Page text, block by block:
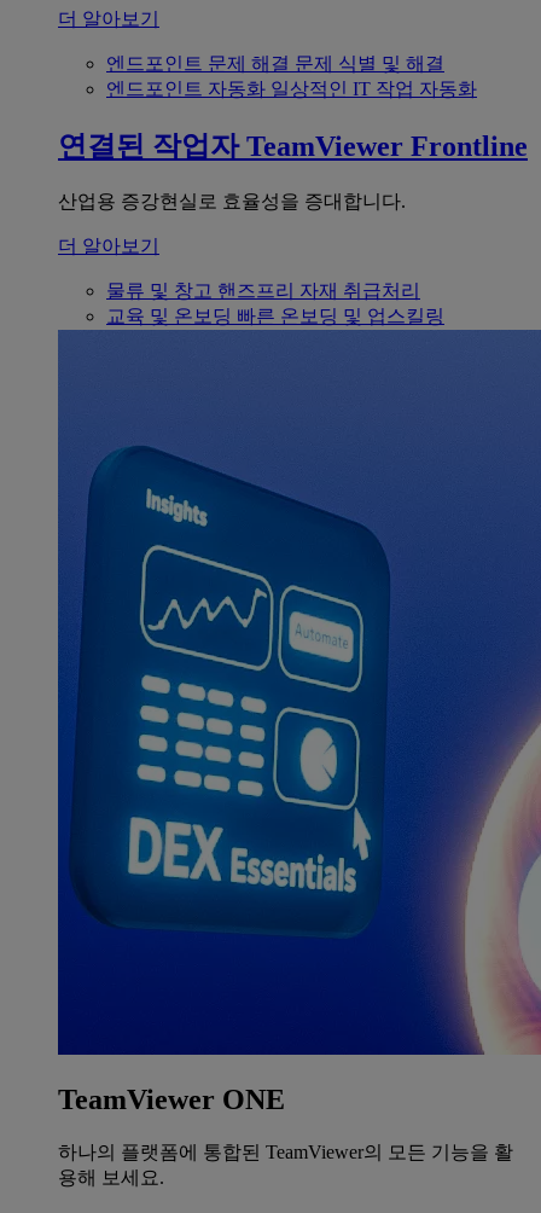
더 알아보기
엔드포인트 문제 해결 문제 식별 및 해결
엔드포인트 자동화 일상적인 IT 작업 자동화
연결된 작업자 TeamViewer Frontline
산업용 증강현실로 효율성을 증대합니다.
더 알아보기
물류 및 창고 핸즈프리 자재 취급처리
교육 및 온보딩 빠른 온보딩 및 업스킬링
TeamViewer ONE
하나의 플랫폼에 통합된 TeamViewer의 모든 기능을 활
용해 보세요.